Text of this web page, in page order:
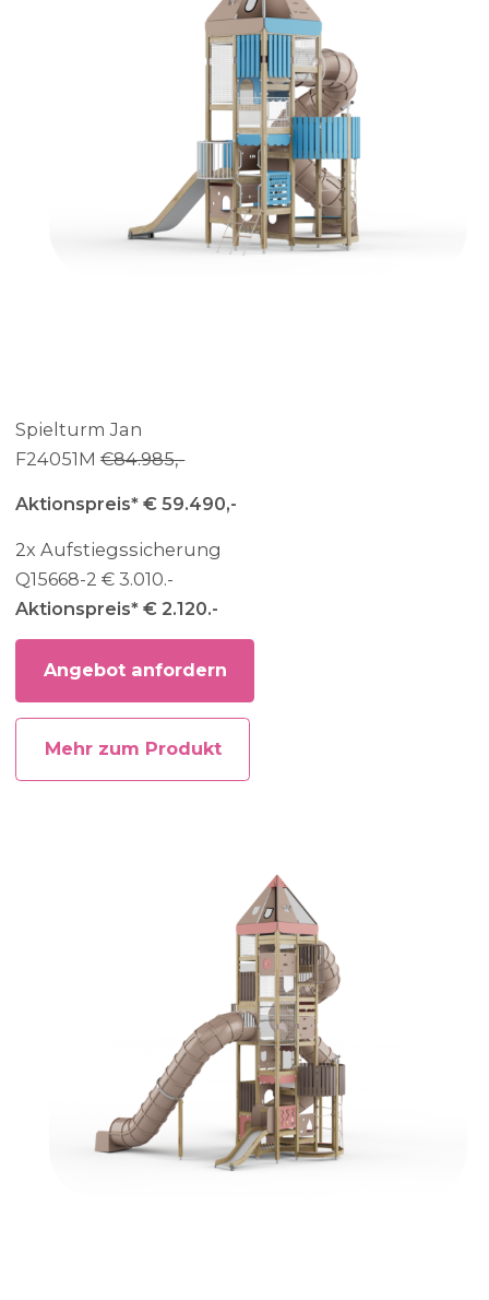
Spielturm Jan
F24051M€84.985,-
Aktionspreis* € 59.490,-
2x Aufstiegssicherung
Q15668-2 € 3.010.-
Aktionspreis* € 2.120.-
Angebot anfordern
Mehr zum Produkt